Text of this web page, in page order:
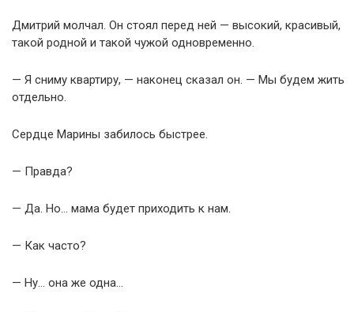
Дмитрий молчал. Он стоял перед ней — высокий, красивый,
такой родной и такой чужой одновременно.
— Я сниму квартиру, — наконец сказал он. — Мы будем жить
отдельно.
Сердце Марины забилось быстрее.
— Правда?
— Да. Но… мама будет приходить к нам.
— Как часто?
— Ну… она же одна…